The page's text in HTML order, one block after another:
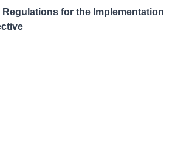
for the Implementation